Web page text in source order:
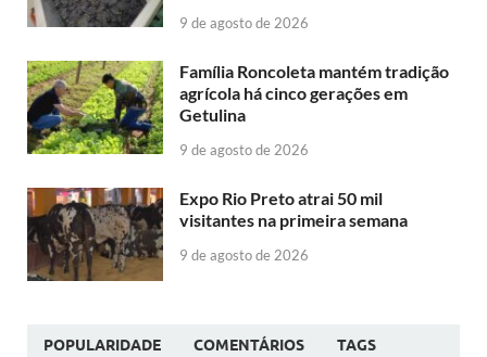
9 de agosto de 2026
Família Roncoleta mantém tradição
agrícola há cinco gerações em
Getulina
9 de agosto de 2026
Expo Rio Preto atrai 50 mil
visitantes na primeira semana
9 de agosto de 2026
POPULARIDADE COMENTÁRIOS TAGS